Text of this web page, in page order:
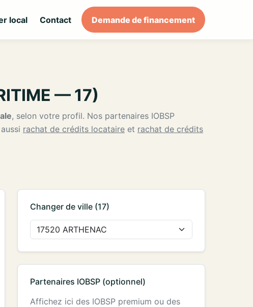
local Contact Demande de financement
— 17)
, selon votre profil. Nos partenaires IOBSP
rachat de crédits locataire et rachat de crédits
Changer de ville (17)
Partenaires IOBSP (optionnel)
Affichez ici des IOBSP premium ou des